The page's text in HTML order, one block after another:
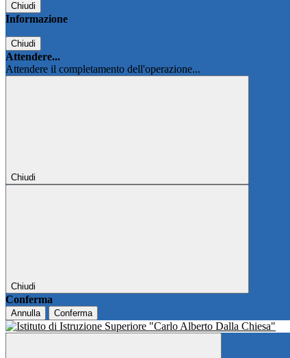
Chiudi
Informazione
Chiudi
Attendere...
Attendere il completamento dell'operazione...
Chiudi
Chiudi
Conferma
Annulla Conferma